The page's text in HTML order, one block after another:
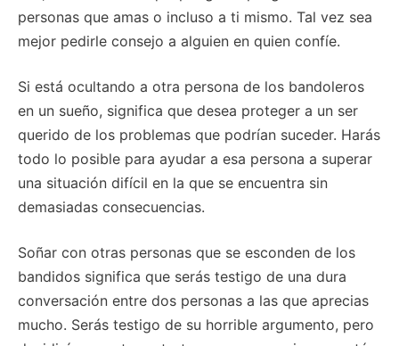
personas que amas o incluso a ti mismo. Tal vez sea
mejor pedirle consejo a alguien en quien confíe.
Si está ocultando a otra persona de los bandoleros
en un sueño, significa que desea proteger a un ser
querido de los problemas que podrían suceder. Harás
todo lo posible para ayudar a esa persona a superar
una situación difícil en la que se encuentra sin
demasiadas consecuencias.
Soñar con otras personas que se esconden de los
bandidos significa que serás testigo de una dura
conversación entre dos personas a las que aprecias
mucho. Serás testigo de su horrible argumento, pero